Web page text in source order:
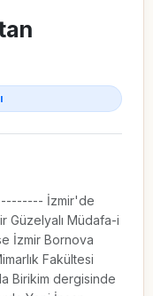
İzmir'de
Güzelyalı Müdafa-i
İzmir Bornova
Fakültesi
Birikim dergisinde